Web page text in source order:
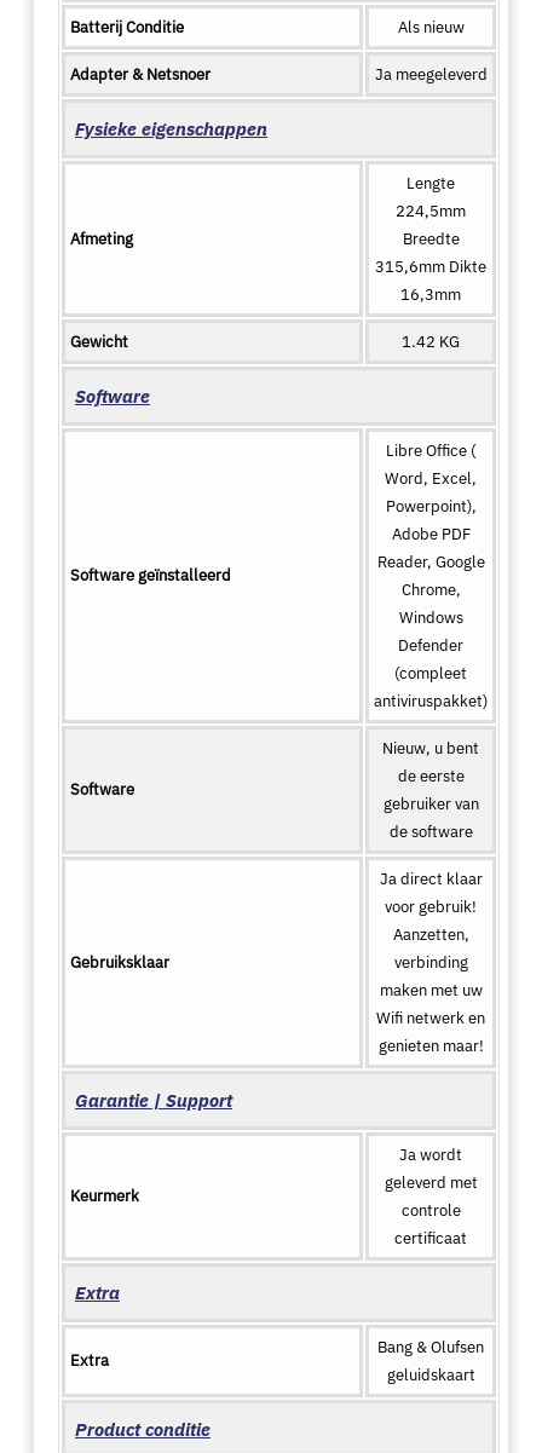
Batterij Conditie Als nieuw
Adapter & Netsnoer Ja meegeleverd
Fysieke eigenschappen
Afmeting
Lengte
224,5mm
Breedte
315,6mm Dikte
16,3mm
Gewicht 1.42 KG
Software
Software geïnstalleerd
Libre Office (
Word, Excel,
Powerpoint),
Adobe PDF
Reader, Google
Chrome,
Windows
Defender
(compleet
antiviruspakket)
Software
Nieuw, u bent
de eerste
gebruiker van
de software
Gebruiksklaar
Ja direct klaar
voor gebruik!
Aanzetten,
verbinding
maken met uw
Wifi netwerk en
genieten maar!
Garantie | Support
Keurmerk
Ja wordt
geleverd met
controle
certificaat
Extra
Extra
Bang & Olufsen
geluidskaart
Product conditie